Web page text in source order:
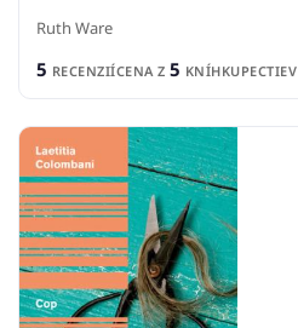
Ruth Ware
5 RECENZIÍCENA Z 5 KNÍHKUPECTIEV